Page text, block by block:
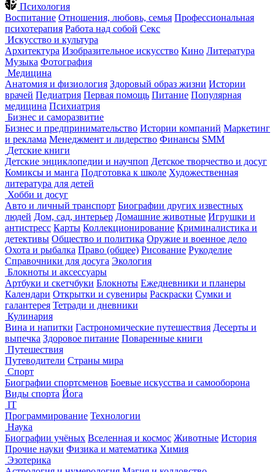
Психология
Воспитание Отношения, любовь, семья Профессиональная
психотерапия Работа над собой Секс
Искусство и культура
Архитектура Изобразительное искусство Кино Литература
Музыка Фотография
Медицина
Анатомия и физиология Здоровый образ жизни Истории
врачей Педиатрия Первая помощь Питание Популярная
медицина Психиатрия
Бизнес и саморазвитие
Бизнес и предпринимательство Истории компаний Маркетинг
и реклама Менеджмент и лидерство Финансы SMM
Детские книги
Детские энциклопедии и научпоп Детское творчество и досуг
Комиксы и манга Подготовка к школе Художественная
литература для детей
Хобби и досуг
Авто и личный транспорт Биографии других известных
людей Дом, сад, интерьер Домашние животные Игрушки и
антистресс Карты Коллекционирование Криминалистика и
детективы Общество и политика Оружие и военное дело
Охота и рыбалка Право (общее) Рисование Рукоделие
Справочники для досуга Экология
Блокноты и аксессуары
Артбуки и скетчбуки Блокноты Ежедневники и планеры
Календари Открытки и сувениры Раскраски Сумки и
галантерея Тетради и дневники
Кулинария
Вина и напитки Гастрономические путешествия Десерты и
выпечка Здоровое питание Поваренные книги
Путешествия
Путеводители Страны мира
Спорт
Биографии спортсменов Боевые искусства и самооборона
Виды спорта Йога
IT
Программирование Технологии
Наука
Биографии учёных Вселенная и космос Животные История
Прочие науки Физика и математика Химия
Эзотерика